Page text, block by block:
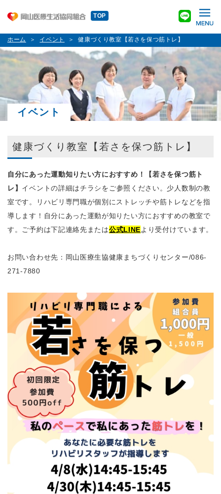
TOP
ホーム イベント 健康づくり教室【若さを保つ筋トレ】
イベント
健康づくり教室【若さを保つ筋トレ】
自分にあった運動知りたい方におすすめ！【若さを保つ筋ト
レ】 イベントの詳細はチラシをご参照ください。少人数制の教
室です。リハビリ専門職が個別にストレッチや筋トレなどを指
導します！自分にあった運動が知りたい方におすすめの教室で
す。ご予約は下記連絡先または公式LINEより受付けています。
お問い合わせ先：岡山医療生協健康まちづくりセンター/086-
271-7880